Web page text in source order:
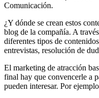
Comunicación.
¿Y dónde se crean estos
blog de la compañía. A
diferentes tipos de
entrevistas, resolución de
El marketing de atracción
final hay que convencerle a
pueden interesar. Por